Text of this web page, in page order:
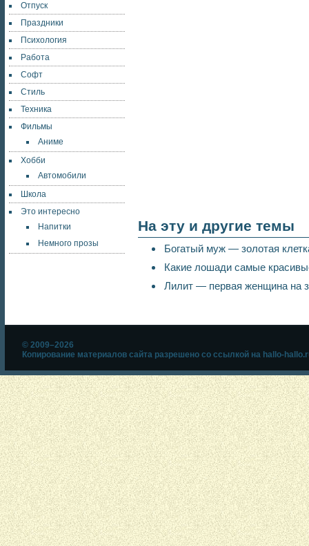
Отпуск
Праздники
Психология
Работа
Софт
Стиль
Техника
Фильмы
Аниме
Хобби
Автомобили
Школа
Это интересно
Напитки
Немного прозы
На эту и другие темы
Богатый муж — золотая
Какие лошади самые
Лилит — первая женщина на
© 2009–2026
Копирование материалов сайта разрешено со ссылкой на hallo-